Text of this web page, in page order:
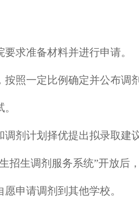
求准备材料并进行申请。
照一定比例确定并公布调
剂计划择优提出拟录取建
生调剂服务系统”开放后
申请调剂到其他学校。